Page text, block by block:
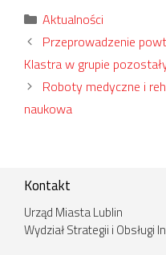
Kategorie
Aktualności
Przeprowadzenie
Klastra w grupie
Roboty medyczne i
naukowa
Kontakt
Urząd Miasta Lublin
Wydział Strategii i Obsługi